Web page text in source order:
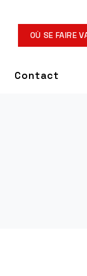
OÙ SE FAIRE
Contact